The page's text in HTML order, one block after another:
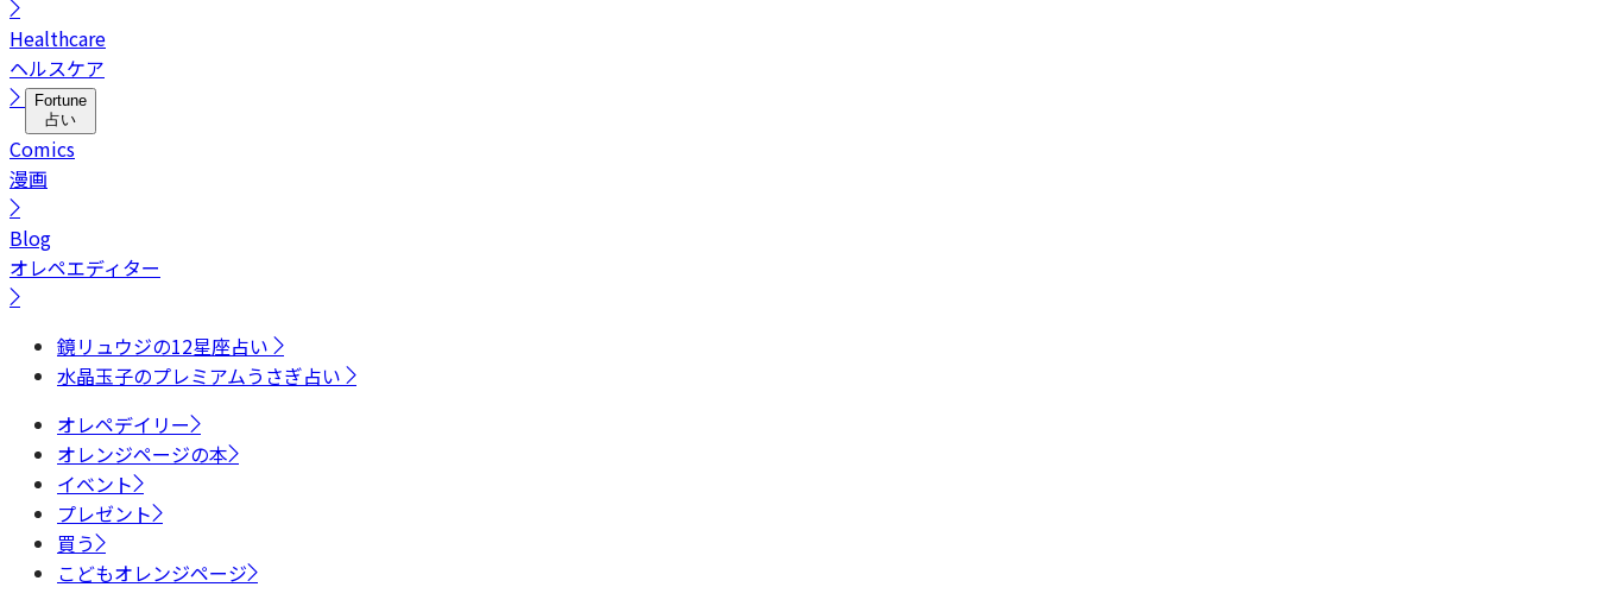
Healthcare
ヘルスケア
Fortune
占い
Comics
漫画
Blog
オレペエディター
鏡リュウジの12星座占い
水晶玉子のプレミアムうさぎ占い
オレペデイリー
オレンジページの本
イベント
プレゼント
買う
こどもオレンジページ